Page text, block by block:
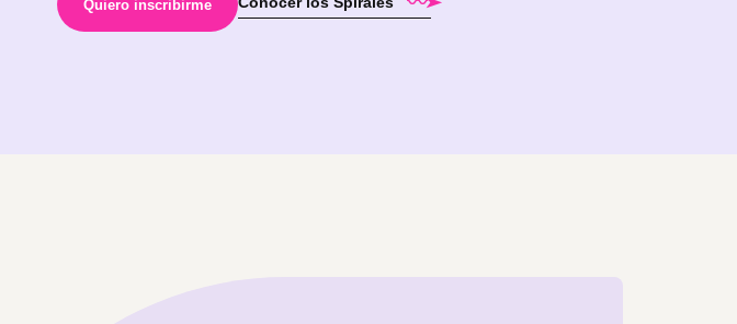
Quiero inscribirme